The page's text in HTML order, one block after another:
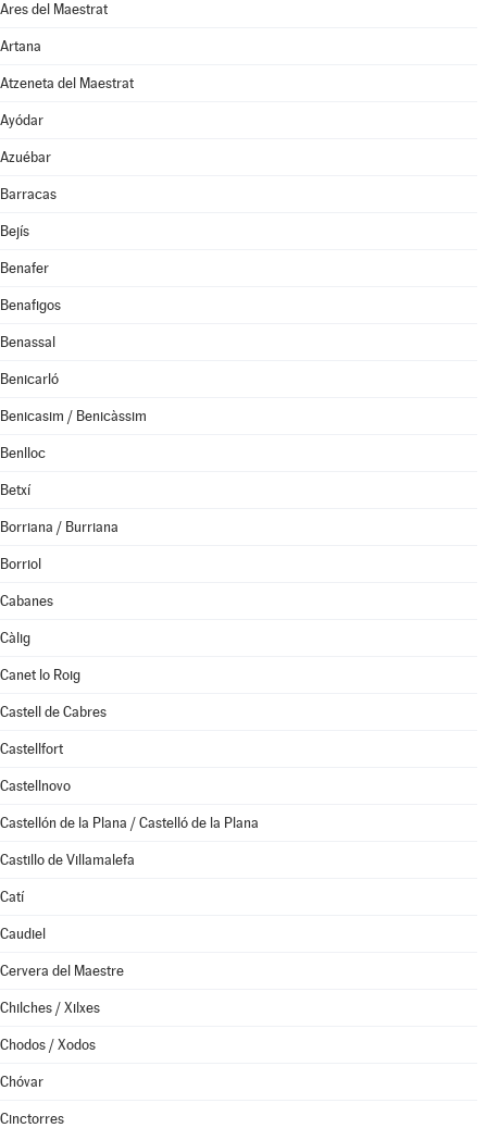
Ares del Maestrat
Artana
Atzeneta del Maestrat
Ayódar
Azuébar
Barracas
Bejís
Benafer
Benafigos
Benassal
Benicarló
Benicasim / Benicàssim
Benlloc
Betxí
Borriana / Burriana
Borriol
Cabanes
Càlig
Canet lo Roig
Castell de Cabres
Castellfort
Castellnovo
Castellón de la Plana / Castelló de la Plana
Castillo de Villamalefa
Catí
Caudiel
Cervera del Maestre
Chilches / Xilxes
Chodos / Xodos
Chóvar
Cinctorres